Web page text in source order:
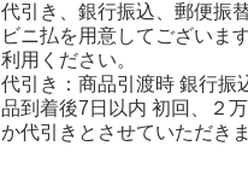
代引き、銀行振込、郵便振
ビニ払を用意してございま
利用ください。
代引き：商品引渡時 銀行振
品到着後7日以内 初回、２
か代引きとさせていただきま